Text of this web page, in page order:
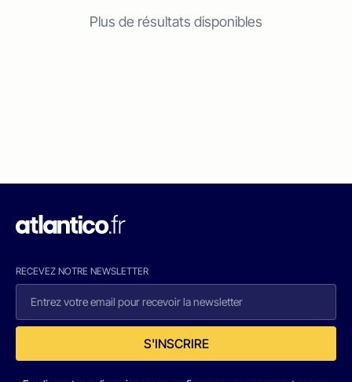
Plus de résultats disponibles
RECEVEZ NOTRE NEWSLETTER
S'INSCRIRE